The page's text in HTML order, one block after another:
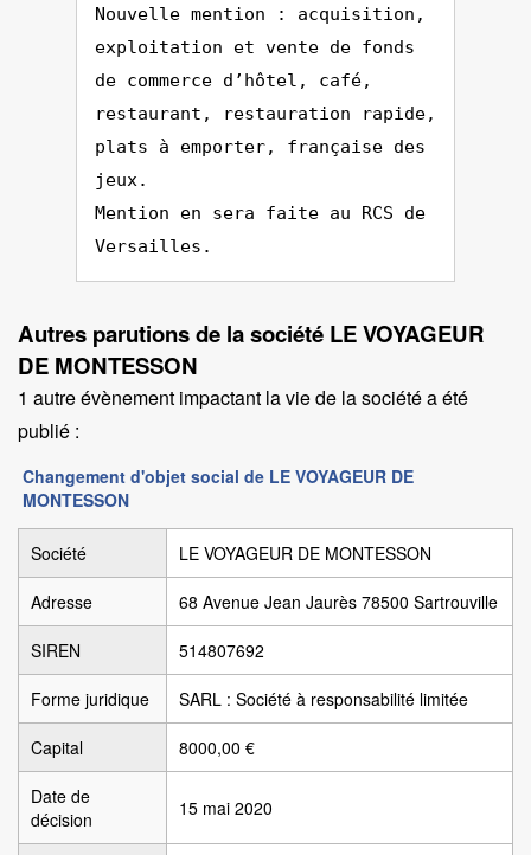
Nouvelle mention : acquisition,
exploitation et vente de fonds
de commerce d’hôtel, café,
restaurant, restauration rapide,
plats à emporter, française des
jeux.
Mention en sera faite au RCS de
Versailles.
Autres parutions de la société LE VOYAGEUR
DE MONTESSON
1 autre évènement impactant la vie de la société a été
publié :
Changement d'objet social de LE VOYAGEUR DE
MONTESSON
Société LE VOYAGEUR DE MONTESSON
Adresse 68 Avenue Jean Jaurès 78500 Sartrouville
SIREN 514807692
Forme juridique SARL : Société à responsabilité limitée
Capital 8000,00 €
Date de
décision
15 mai 2020